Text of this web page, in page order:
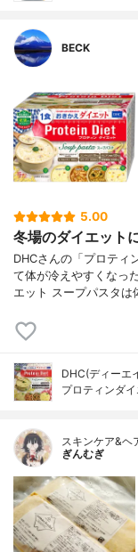
BECK
5.00
冬場のダイエット
DHCさんの「プロティ
て体が冷えやすくなっ
エット スープパスタは
DHC(ディーエ
プロティンダ
スキンケア&ヘ
ぎんむぎ